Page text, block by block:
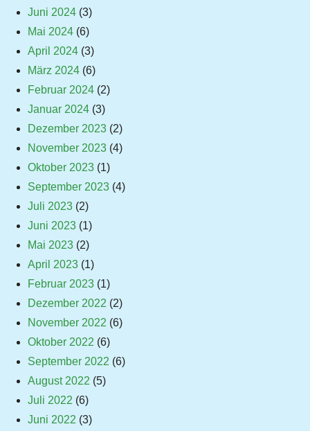
Juni 2024 (3)
Mai 2024 (6)
April 2024 (3)
März 2024 (6)
Februar 2024 (2)
Januar 2024 (3)
Dezember 2023 (2)
November 2023 (4)
Oktober 2023 (1)
September 2023 (4)
Juli 2023 (2)
Juni 2023 (1)
Mai 2023 (2)
April 2023 (1)
Februar 2023 (1)
Dezember 2022 (2)
November 2022 (6)
Oktober 2022 (6)
September 2022 (6)
August 2022 (5)
Juli 2022 (6)
Juni 2022 (3)